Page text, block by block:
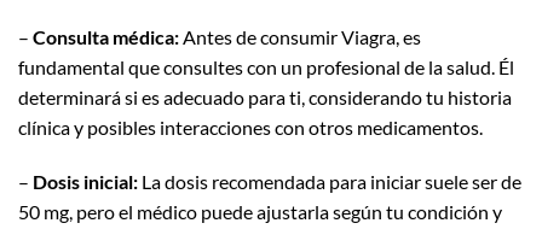
– Consulta médica: Antes de consumir Viagra, es
fundamental que consultes con un profesional de la salud. Él
determinará si es adecuado para ti, considerando tu historia
clínica y posibles interacciones con otros medicamentos.
– Dosis inicial: La dosis recomendada para iniciar suele ser de
50 mg, pero el médico puede ajustarla según tu condición y